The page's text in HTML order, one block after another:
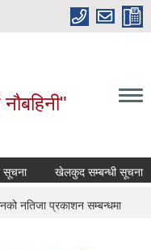
खेलकुद सम्बन्धी सूचना
नतिजा प्रकाशन सम्बन्धमा